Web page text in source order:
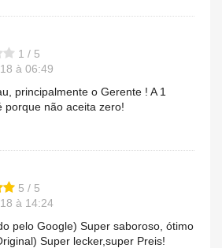
1 / 5
à 06:49
principalmente o Gerente ! A 1
porque não aceita zero!
5 / 5
à 14:24
pelo Google) Super saboroso, ótimo
Super lecker,super Preis!